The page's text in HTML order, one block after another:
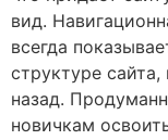
вид.
всегда
структуре сайта,
назад.
новичкам